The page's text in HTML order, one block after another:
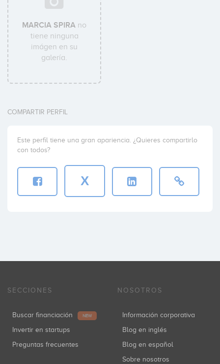
MARCIA SPIRA no
tiene ninguna
imágen en su
galería.
COMPARTIR PERFIL
Este perfil tiene una gran apariencia. ¿Quieres compartirlo
con todos?
X
SECCIONES
Buscar financiación NEW
Invertir en startups
Preguntas frecuentes
NOSOTROS
Información corporativa
Blog en inglés
Blog en español
Sobre nosotros